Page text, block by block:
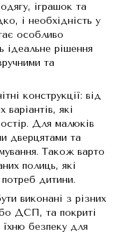
іграшок та
і необхідність у
особливо
рішення
та
конструкції: від
які
Для малюків
дверцятами та
Також варто
полиць, які
дитини.
виконані з різних
ДСП, та покриті
безпеку для